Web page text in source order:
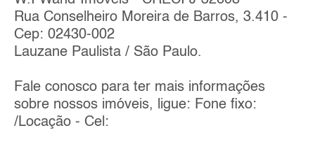
Rua Conselheiro Moreira de Barros, 3.410 -
Cep: 02430-002
Lauzane Paulista / São Paulo.
Fale conosco para ter mais informações
sobre nossos imóveis, ligue: Fone fixo:
/Locação - Cel: